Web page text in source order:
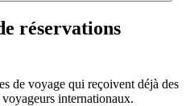
réservations
de voyage qui reçoivent déjà des
internationaux.